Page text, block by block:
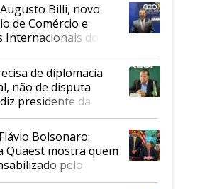
Billi, novo
de Comércio e
Internacionais do
de diplomacia
não de disputa
presidente da
Bolsonaro:
Quaest mostra quem
pelo
EUA